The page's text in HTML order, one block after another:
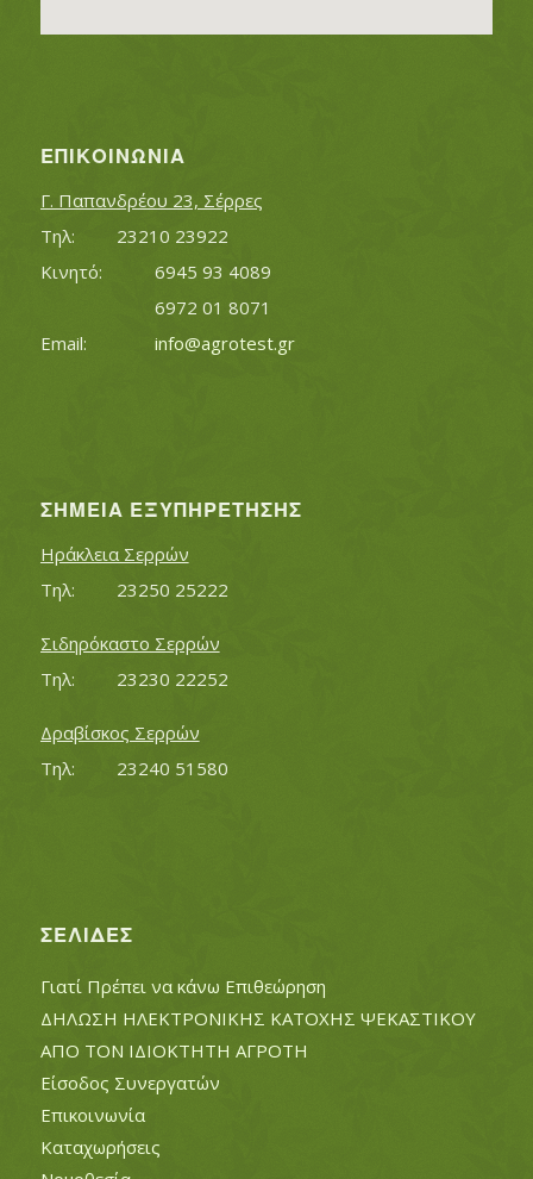
ΕΠΙΚΟΙΝΩΝΊΑ
Γ. Παπανδρέου 23, Σέρρες
Τηλ:		23210 23922
Κινητό:		6945 93 4089
			6972 01 8071
info@agrotest.gr
ΣΗΜΕΊΑ ΕΞΥΠΗΡΈΤΗΣΗΣ
Ηράκλεια Σερρών
Τηλ:		23250 25222
Σιδηρόκαστο Σερρών
Τηλ:		23230 22252
Δραβίσκος Σερρών
Τηλ:		23240 51580
ΣΕΛΊΔΕΣ
Γιατί Πρέπει να κάνω Επιθεώρηση
ΔΗΛΩΣΗ ΗΛΕΚΤΡΟΝΙΚΗΣ ΚΑΤΟΧΗΣ ΨΕΚΑΣΤΙΚΟΥ
ΑΠΟ ΤΟΝ ΙΔΙΟΚΤΗΤΗ ΑΓΡΟΤΗ
Είσοδος Συνεργατών
Επικοινωνία
Καταχωρήσεις